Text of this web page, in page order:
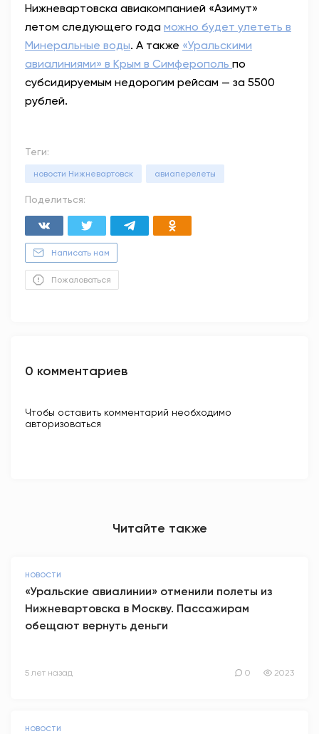
Вход / Регистрация
Нижневартовска авиакомпанией «Азимут»
летом следующего года можно будет улететь в
Минеральные воды. А также «Уральскими
авиалиниями» в Крым в Симферополь по
субсидируемым недорогим рейсам — за 5500
рублей.
Теги:
новости Нижневартовск авиаперелеты
Поделиться:
Написать нам
Пожаловаться
0 комментариев
Чтобы оставить комментарий необходимо
авторизоваться
Читайте также
НОВОСТИ
«Уральские авиалинии» отменили полеты из
Нижневартовска в Москву. Пассажирам
обещают вернуть деньги
5 лет назад 0 2023
НОВОСТИ